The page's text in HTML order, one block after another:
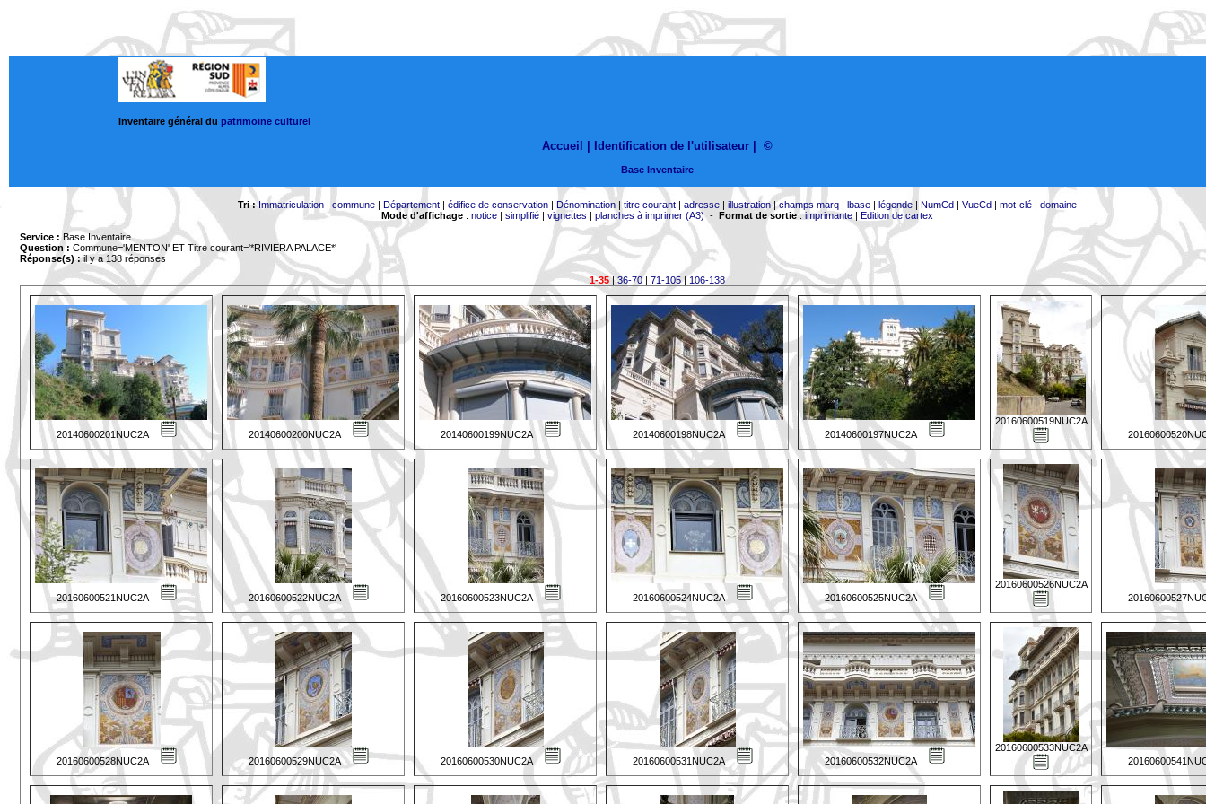
Inventaire général du patrimoine culturel
Accueil | Identification de l'utilisateur ©
Base Inventaire
Tri : Immatriculation| commune| Département| édifice de conservation| Dénomination| titre courant| adresse| illustration|champs marq| lbase| légende| NumCd| VueCd| mot-clé| domaine
Mode d'affichage: notice| simplifié| vignettes | planches à imprimer (A3)- Format de sortie:imprimante| Edition de cartex
Service : Base Inventaire
Question : Commune='MENTON' ET Titre courant='*RIVIERA PALACE*'
Réponse(s) :il y a 138 réponses
1-35|36-70| 71-105| 106-138
20140600201NUC2A 20140600200NUC2A 20140600199NUC2A 20140600198NUC2A 20140600197NUC2A
20160600519NUC2A
20160600521NUC2A 20160600522NUC2A 20160600523NUC2A 20160600524NUC2A 20160600525NUC2A
20160600526NUC2A
20160600528NUC2A 20160600529NUC2A 20160600530NUC2A 20160600531NUC2A 20160600532NUC2A
20160600533NUC2A